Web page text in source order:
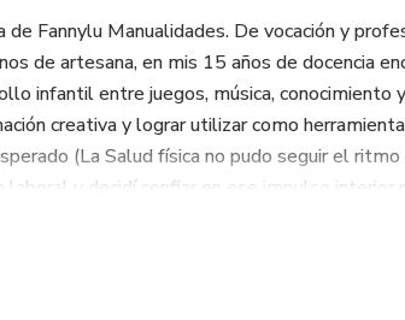
de Fannylu Manualidades. De vocación y
de artesana, en mis 15 años de docencia
infantil entre juegos, música, conocimiento
creativa y lograr utilizar como
(La Salud física no pudo seguir el
laboral y decidí confiar en ese impulso interior
manualidades y la maravillosa oportunidad